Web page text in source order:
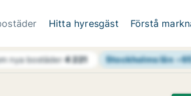
Hitta hyresgäst Förstå
nya bostäder4 221 Stockholms län+